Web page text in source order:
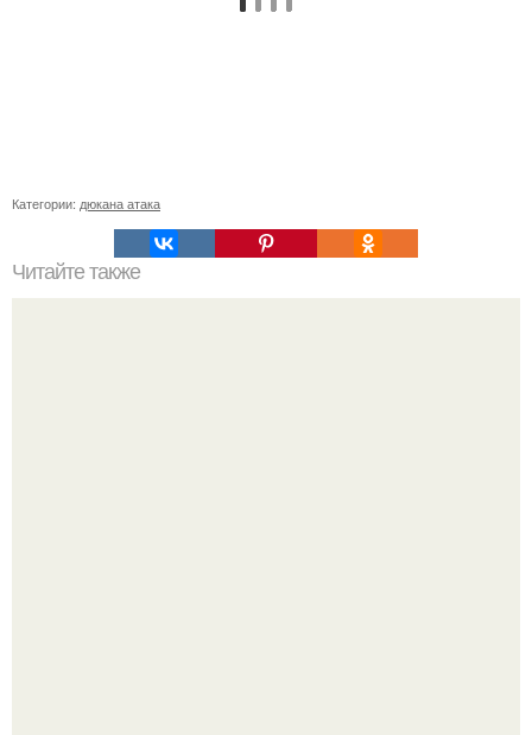
Категории: дюкана атака
Читайте также